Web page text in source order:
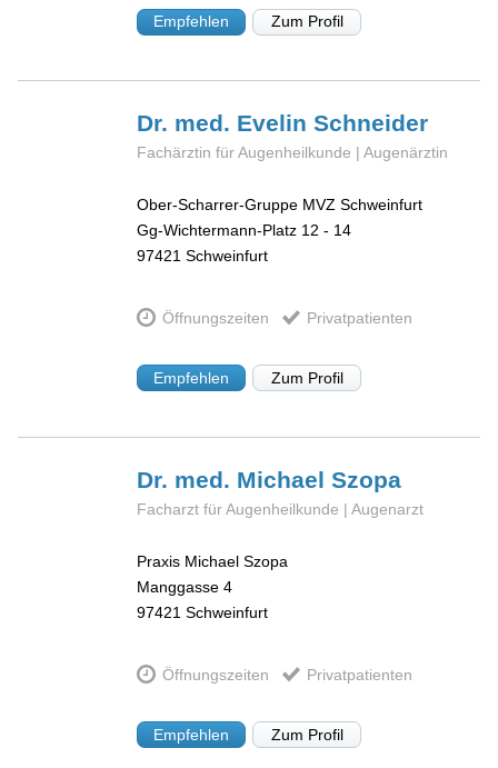
Empfehlen Zum Profil
Dr. med. EvelinSchneider
Fachärztin für Augenheilkunde | Augenärztin
Ober-Scharrer-Gruppe MVZ Schweinfurt
Gg-Wichtermann-Platz 12 - 14
97421 Schweinfurt
Öffnungszeiten Privatpatienten
Empfehlen Zum Profil
Dr. med. MichaelSzopa
Facharzt für Augenheilkunde | Augenarzt
Praxis Michael Szopa
Manggasse 4
97421 Schweinfurt
Öffnungszeiten Privatpatienten
Empfehlen Zum Profil